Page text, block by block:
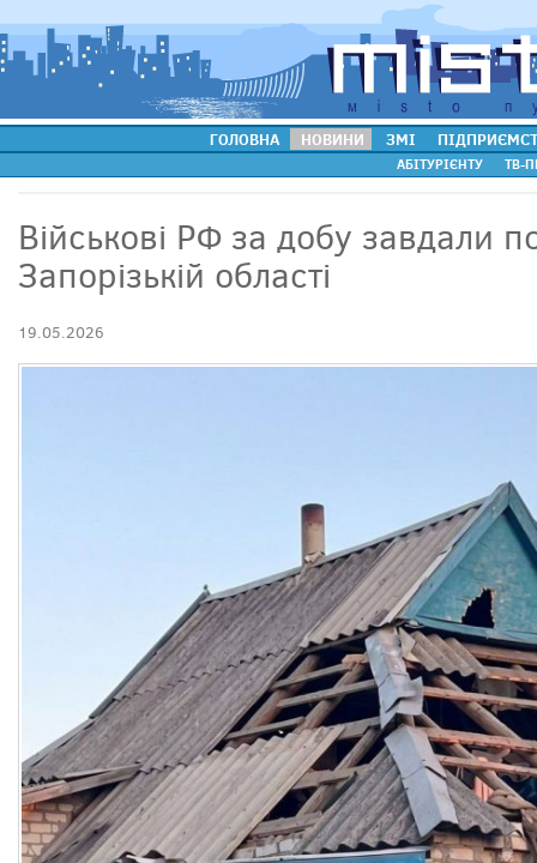
ГОЛОВНА НОВИНИ ЗМІ
АБІТУРІЄНТУ ТВ-
Військові РФ за добу завдали
Запорізькій області
19.05.2026